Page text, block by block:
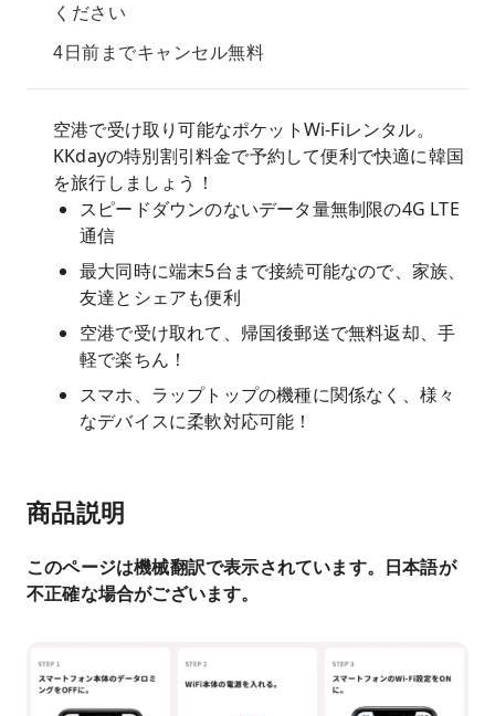
ください
4日前までキャンセル無料
空港で受け取り可能なポケットWi-Fiレンタル。
KKdayの特別割引料金で予約して便利で快適に韓国
を旅行しましょう！
スピードダウンのないデータ量無制限の4G LTE
通信
最大同時に端末5台まで接続可能なので、家族、
友達とシェアも便利
空港で受け取れて、帰国後郵送で無料返却、手
軽で楽ちん！
スマホ、ラップトップの機種に関係なく、様々
なデバイスに柔軟対応可能！
商品説明
このページは機械翻訳で表示されています。日本語が
不正確な場合がございます。